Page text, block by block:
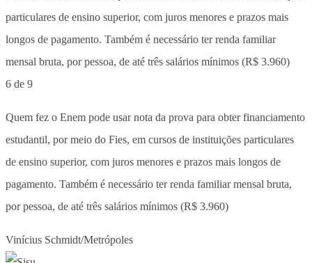
6 de 9
Quem fez o Enem pode usar nota da prova para obter financiamento
estudantil, por meio do Fies, em cursos de instituições particulares
de ensino superior, com juros menores e prazos mais longos de
pagamento. Também é necessário ter renda familiar mensal bruta,
por pessoa, de até três salários mínimos (R$ 3.960)
Vinícius Schmidt/Metrópoles